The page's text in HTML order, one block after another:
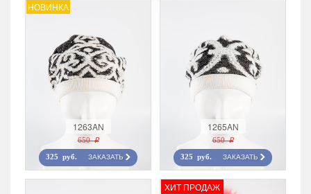
НОВИНКА
1263AN
650 r
325 руб. ЗАКАЗАТЬ
1265AN
650 r
325 руб. ЗАКАЗАТЬ
ХИТ ПРОДАЖ